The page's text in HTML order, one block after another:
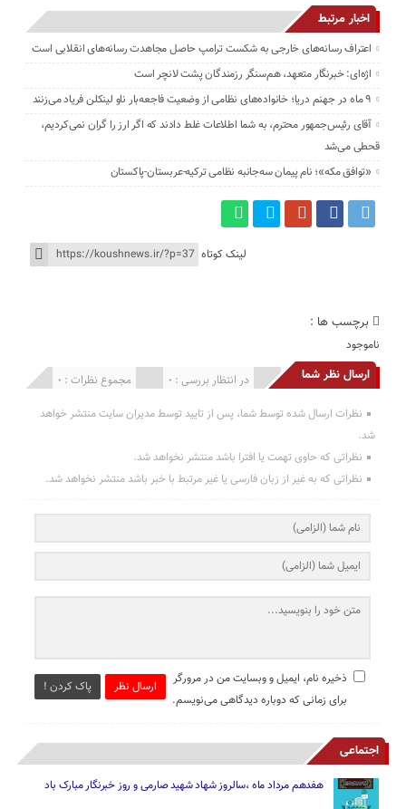
اخبار مرتبط
اعتراف رسانه‌های خارجی به شکست ترامپ حاصل مجاهدت رسانه‌های انقلابی است
اژه‌ای: خبرنگار متعهد، هم‌سنگر رزمندگان پشت لانچر است
۹ ماه در جهنم دریا؛ خانواده‌های نظامی از وضعیت فاجعه‌بار ناو لینکلن فریاد می‌زنند
آقای رئیس‌جمهور محترم، به شما اطلاعات غلط دادند که اگر ارز را گران نمی‌کردیم،
قحطی می‌شد
«توافق مکه»؛ نام پیمان سه‌جانبه نظامی ترکیه-عربستان-پاکستان
لینک کوتاه
برچسب ها :
ناموجود
ارسال نظر شما مجموع نظرات : 0 در انتظار بررسی : 0 انتشار یافته : 0
نظرات ارسال شده توسط شما، پس از تایید توسط مدیران سایت منتشر خواهد
شد.
نظراتی که حاوی تهمت یا افترا باشد منتشر نخواهد شد.
نظراتی که به غیر از زبان فارسی یا غیر مرتبط با خبر باشد منتشر نخواهد شد.
ارسال نظر پاک کردن !
ذخیره نام، ایمیل و وبسایت من در مرورگر
برای زمانی که دوباره دیدگاهی می‌نویسم.
اجتماعی
هفدهم مرداد ماه ،سالروز شهاد شهید صارمی و روز خبرنگار مبارک باد